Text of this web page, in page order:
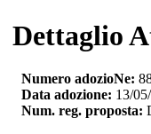
Dettaglio
Numero adozioNe:
Data adozione: 13/
Num. reg. proposta: